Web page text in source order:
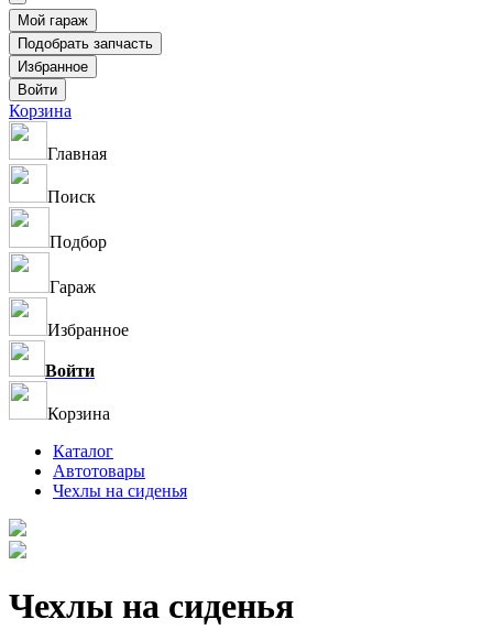
Корзина
Главная
Поиск
Подбор
Гараж
Избранное
Войти
Корзина
Каталог
Автотовары
Чехлы на сиденья
Чехлы на сиденья